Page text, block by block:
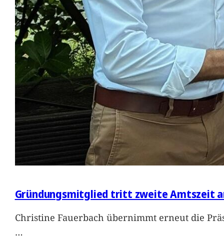
Gründungsmitglied tritt zweite Amtszeit
Christine Fauerbach übernimmt erneut die
…